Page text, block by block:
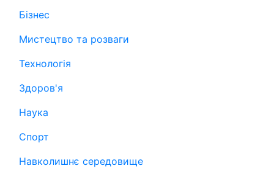
Бізнес
Мистецтво та розваги
Технологія
Здоров'я
Наука
Спорт
Навколишнє середовище